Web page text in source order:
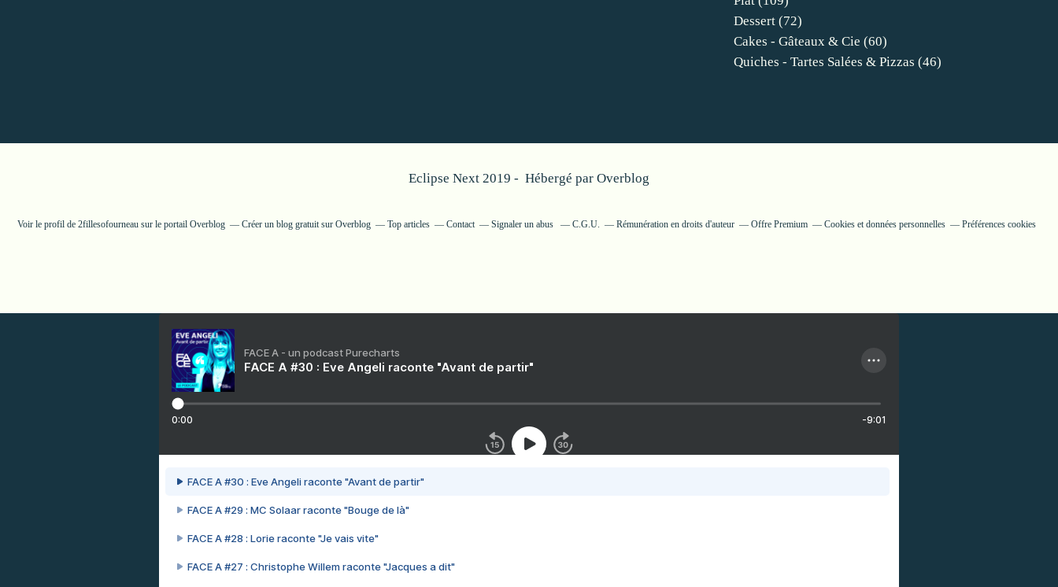
Dessert (72)
Cakes - Gâteaux & Cie (60)
Quiches - Tartes Salées & Pizzas (46)
Eclipse Next 2019 - Hébergé par Overblog
Voir le profil de 2fillesofourneau sur le portail Overblog Créer un blog gratuit sur Overblog Top articles Contact Signaler un abus C.G.U. Rémunération en droits d'auteur Offre Premium Cookies et données personnelles Préférences cookies
FACE A - un podcast Purecharts
FACE A #30 : Eve Angeli raconte "Avant de partir"
0:00 -9:01
FACE A #30 : Eve Angeli raconte "Avant de partir"
FACE A #29 : MC Solaar raconte "Bouge de là"
FACE A #28 : Lorie raconte "Je vais vite"
FACE A #27 : Christophe Willem raconte "Jacques a dit"